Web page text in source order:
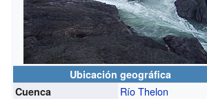
Ubicación geográfica
Cuenca
Río Thelon